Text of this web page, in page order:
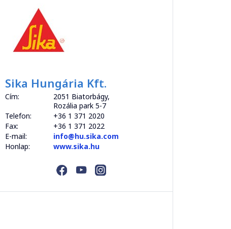
Sika Hungária Kft.
Cím:
2051 Biatorbágy,
Rozália park 5-7
Telefon:
+36 1 371 2020
Fax:
+36 1 371 2022
E-mail:
info@hu.sika.com
Honlap:
www.sika.hu